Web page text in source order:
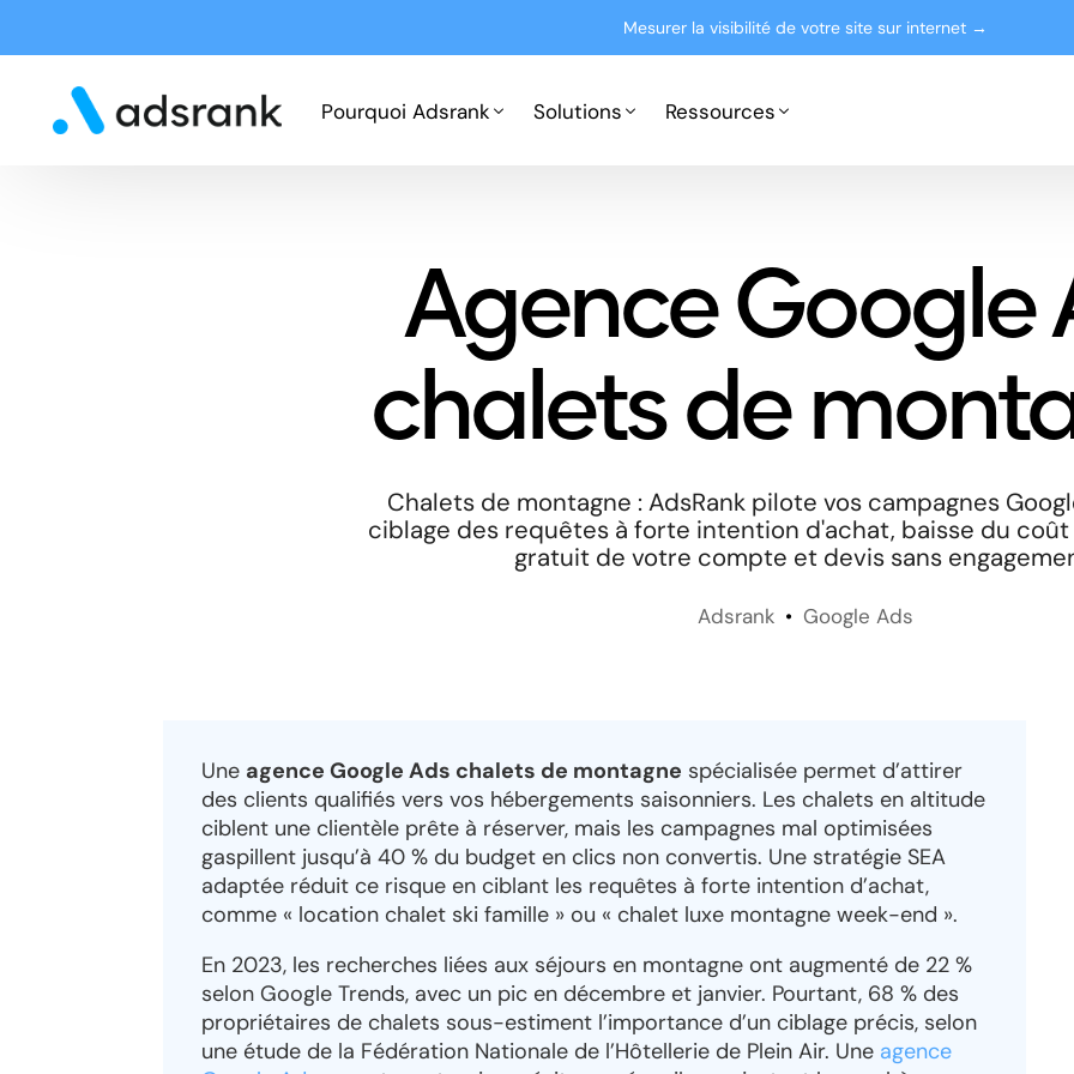
Mesurer la visibilité de votre site sur internet →
Pourquoi Adsrank
Expertises
Cas clients
Solutions
Microsoft Advertising
Ressources
Presse
Le blog
Agence Google
chalets de
Chalets de montagne : AdsRank pilote vos campagnes
ciblage des requêtes à forte intention d'achat, baisse du
gratuit de votre compte et devis sans
Adsrank Google Ads
Une agence Google Ads chalets de montagne spécialisée permet d’attirer
des clients qualifiés vers vos hébergements saisonniers. Les chalets en altitude
ciblent une clientèle prête à réserver, mais les campagnes mal optimisées
gaspillent jusqu’à 40 % du budget en clics non convertis. Une stratégie SEA
adaptée réduit ce risque en ciblant les requêtes à forte intention d’achat,
comme « location chalet ski famille » ou « chalet luxe montagne week-end ».
En 2023, les recherches liées aux séjours en montagne ont augmenté de 22 %
selon Google Trends, avec un pic en décembre et janvier. Pourtant, 68 % des
propriétaires de chalets sous-estiment l’importance d’un ciblage précis, selon
une étude de la Fédération Nationale de l’Hôtellerie de Plein Air. Une agence